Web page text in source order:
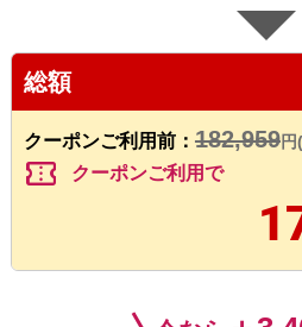
総額
クーポンご利用前： 182,959円
confirmation_number クーポンご利用で